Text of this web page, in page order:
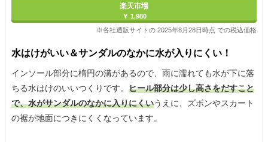
楽天市場
￥ 1,980
※各社通販サイトの 2025年8月28日時点 での税込価格
水はけがいい＆サンダルのなかに水が入りにくい！
インソール部分に楕円の溝があるので、雨に濡れても水が下に落
ちる水はけのいいつくりです。 ヒール部分は少し高さをだすこと
で、水がサンダルのなかに入りにくいうえに、ズボンやスカート
の裾が地面につきにくくなっています。